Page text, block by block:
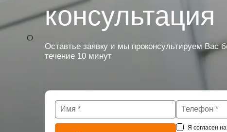
консультация
Оставтье заявку и мы проконсультируем Вас
течение 10 минут
Я согласен